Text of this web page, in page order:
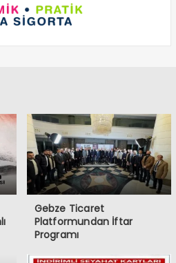
Gebze Ticaret
Platformundan İftar
Programı